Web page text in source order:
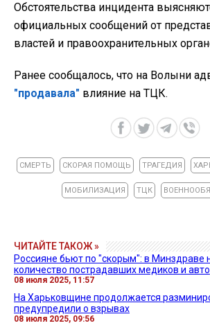
Обстоятельства инцидента
официальных сообщений от
властей и правоохранительных
Ранее сообщалось, что на Волыни
"продавала" влияние на ТЦК.
СМЕРТЬ СКОРАЯ ПОМОЩЬ ТРАГЕДИЯ
МОБИЛИЗАЦИЯ ТЦК
ЧИТАЙТЕ ТАКОЖ »
Россияне бьют по "скорым": в Минздраве
количество пострадавших медиков и авто
08 июля 2025, 11:57
На Харьковщине продолжается
предупредили о взрывах
08 июля 2025, 09:56